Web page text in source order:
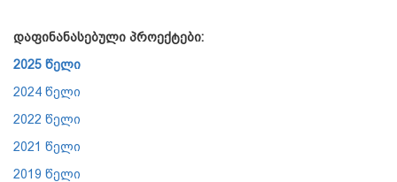
დაფინანასებული პროექტები:
2025 წელი
2024 წელი
2022 წელი
2021 წელი
2019 წელი